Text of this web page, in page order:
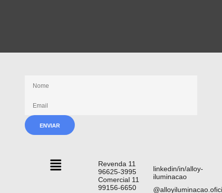
Revenda 11
96625-3995
Comercial 11
99156-6650
linkedin/in/alloy-
iluminacao